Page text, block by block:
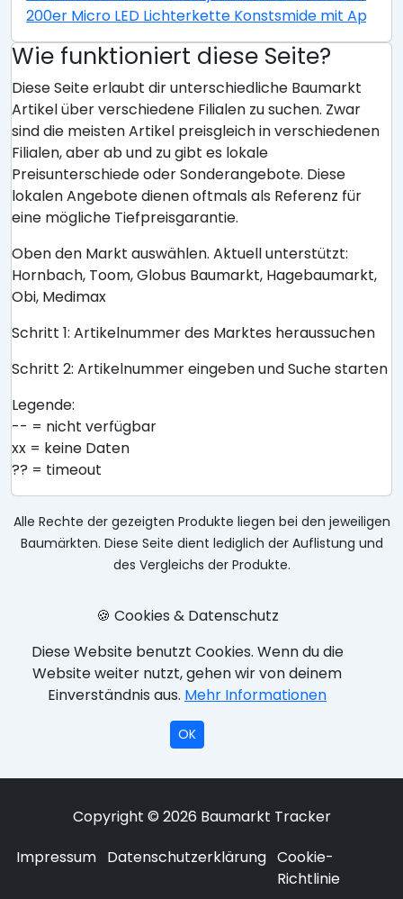
200er Micro LED Lichterkette Konstsmide mit App
Wie funktioniert diese Seite?
Diese Seite erlaubt dir unterschiedliche Baumarkt
Artikel über verschiedene Filialen zu suchen. Zwar
sind die meisten Artikel preisgleich in verschiedenen
Filialen, aber ab und zu gibt es lokale
Preisunterschiede oder Sonderangebote. Diese
lokalen Angebote dienen oftmals als Referenz für
eine mögliche Tiefpreisgarantie.
Oben den Markt auswählen. Aktuell unterstützt:
Hornbach, Toom, Globus Baumarkt, Hagebaumarkt,
Obi, Medimax
Schritt 1: Artikelnummer des Marktes heraussuchen
Schritt 2: Artikelnummer eingeben und Suche starten
Legende:
-- = nicht verfügbar
xx = keine Daten
?? = timeout
Alle Rechte der gezeigten Produkte liegen bei den jeweiligen
Baumärkten. Diese Seite dient lediglich der Auflistung und
des Vergleichs der Produkte.
🍪 Cookies & Datenschutz
Diese Website benutzt Cookies. Wenn du die
Website weiter nutzt, gehen wir von deinem
Einverständnis aus. Mehr Informationen
OK
Copyright © 2026 Baumarkt Tracker
Impressum Datenschutzerklärung Cookie-
Richtlinie